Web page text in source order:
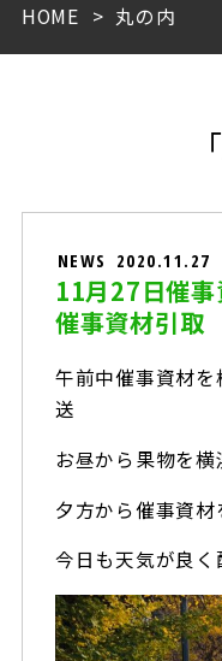
HOME 丸の内
NEWS 2020.11.27
11月27日催
催事資材引取
午前中催事資材
送
お昼から果物を
夕方から催事資材
今日も天気が良く